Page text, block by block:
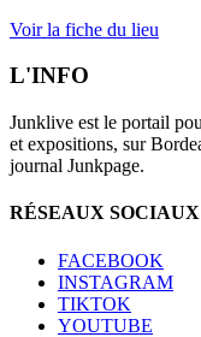
Voir la fiche du lieu
L'INFO
Junklive est le portail
et expositions, sur
journal Junkpage.
RÉSEAUX SOCIAUX
FACEBOOK
INSTAGRAM
TIKTOK
YOUTUBE